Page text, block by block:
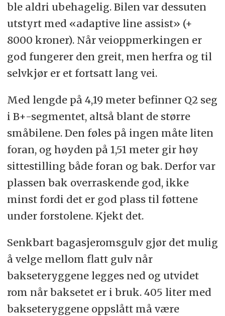
ble aldri ubehagelig. Bilen var dessuten
utstyrt med «adaptive line assist» (+
8000 kroner). Når veioppmerkingen er
god fungerer den greit, men herfra og til
selvkjør er et fortsatt lang vei.
Med lengde på 4,19 meter befinner Q2 seg
i B+-segmentet, altså blant de større
småbilene. Den føles på ingen måte liten
foran, og høyden på 1,51 meter gir høy
sittestilling både foran og bak. Derfor var
plassen bak overraskende god, ikke
minst fordi det er god plass til føttene
under forstolene. Kjekt det.
Senkbart bagasjeromsgulv gjør det mulig
å velge mellom flatt gulv når
bakseteryggene legges ned og utvidet
rom når baksetet er i bruk. 405 liter med
bakseteryggene oppslått må være